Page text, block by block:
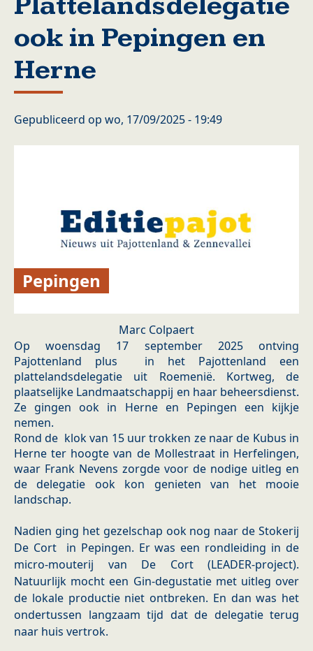
ook in Pepingen en
Herne
Gepubliceerd op wo, 17/09/2025 - 19:49
Pepingen
Marc Colpaert
Op woensdag 17 september 2025 ontving
Pajottenland plus in het Pajottenland een
plattelandsdelegatie uit Roemenië. Kortweg, de
plaatselijke Landmaatschappij en haar beheersdienst.
Ze gingen ook in Herne en Pepingen een kijkje
nemen.
Rond de klok van 15 uur trokken ze naar de Kubus in
Herne ter hoogte van de Mollestraat in Herfelingen,
waar Frank Nevens zorgde voor de nodige uitleg en
de delegatie ook kon genieten van het mooie
landschap.
Nadien ging het gezelschap ook nog naar de Stokerij
De Cort in Pepingen. Er was een rondleiding in de
micro-mouterij van De Cort (LEADER-project).
Natuurlijk mocht een Gin-degustatie met uitleg over
de lokale productie niet ontbreken. En dan was het
ondertussen langzaam tijd dat de delegatie terug
naar huis vertrok.